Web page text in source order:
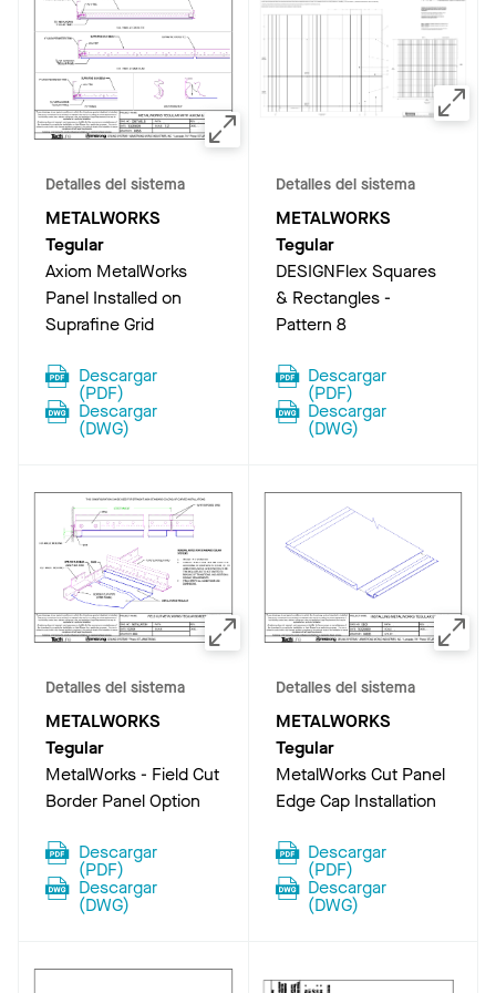
Detalles del sistema
METALWORKS
Tegular
Axiom MetalWorks
Panel Installed on
Suprafine Grid
Descargar
(PDF)
Descargar
(DWG)
Detalles del sistema
METALWORKS
Tegular
DESIGNFlex Squares
& Rectangles -
Pattern 8
Descargar
(PDF)
Descargar
(DWG)
Detalles del sistema
METALWORKS
Tegular
MetalWorks - Field Cut
Border Panel Option
Descargar
(PDF)
Descargar
(DWG)
Detalles del sistema
METALWORKS
Tegular
MetalWorks Cut Panel
Edge Cap Installation
Descargar
(PDF)
Descargar
(DWG)